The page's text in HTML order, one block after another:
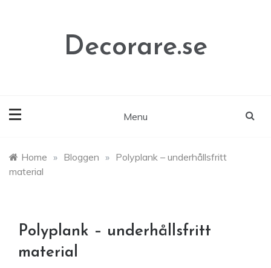
Decorare.se
Menu
Home » Bloggen » Polyplank – underhållsfritt
material
Polyplank – underhållsfritt
material